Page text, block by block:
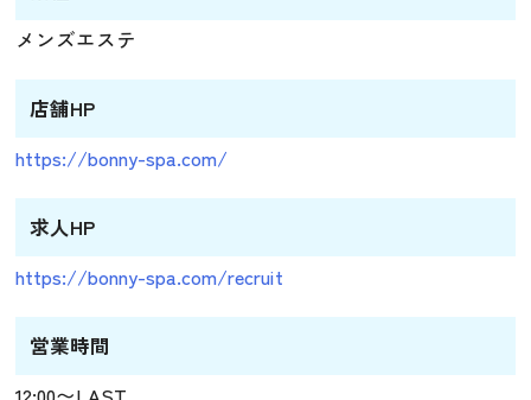
メンズエステ
店舗HP
https://bonny-spa.com/
求人HP
https://bonny-spa.com/recruit
営業時間